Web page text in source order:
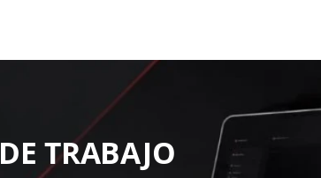
DE TRABAJO